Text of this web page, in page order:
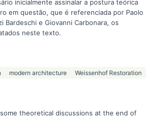
inicialmente assinalar a postura teórica
em questão, que é referenciada por Paolo
Bardeschi e Giovanni Carbonara, os
neste texto.
modern architecture Weissenhof Restoration
theoretical discussions at the end of